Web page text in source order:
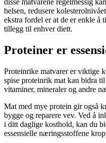
helsen, redusere
ekstra fordel er at de er enkle å
tillegg til enhver diett.
Proteiner er
Proteinrike matvarer er viktige
spise proteinrik mat kan bidra
vitaminer, mineraler og andre
Mat med mye protein gir også
bygge og reparere vev. Ved å
i ditt daglige kosthold, kan du
essensielle næringsstoffene